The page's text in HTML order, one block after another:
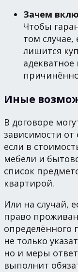
Зачем
Чтобы
том
лишится
Иные
В договоре
зависимости
если в
мебели и
список
квартирой.
Или на случай,
право
определённого
не только
но и меры
выполнит